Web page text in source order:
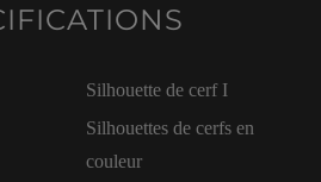
Silhouette de cerf I
Silhouettes de cerfs en
couleur